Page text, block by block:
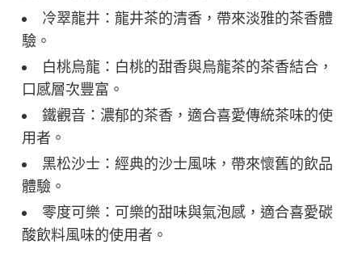
冷翠龍井：龍井茶的清香，帶來淡雅的茶香體
驗。
白桃烏龍：白桃的甜香與烏龍茶的茶香結合，
口感層次豐富。
鐵觀音：濃郁的茶香，適合喜愛傳統茶味的使
用者。
黑松沙士：經典的沙士風味，帶來懷舊的飲品
體驗。
零度可樂：可樂的甜味與氣泡感，適合喜愛碳
酸飲料風味的使用者。